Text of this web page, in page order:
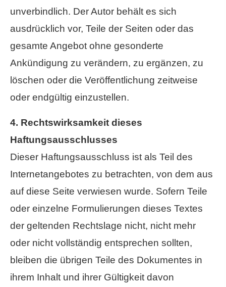
unverbindlich. Der Autor behält es sich
ausdrücklich vor, Teile der Seiten oder das
gesamte Angebot ohne gesonderte
Ankündigung zu verändern, zu ergänzen, zu
löschen oder die Veröffentlichung zeitweise
oder endgültig einzustellen.
4. Rechtswirksamkeit dieses
Haftungsausschlusses
Dieser Haftungsausschluss ist als Teil des
Internetangebotes zu betrachten, von dem aus
auf diese Seite verwiesen wurde. Sofern Teile
oder einzelne Formulierungen dieses Textes
der geltenden Rechtslage nicht, nicht mehr
oder nicht vollständig entsprechen sollten,
bleiben die übrigen Teile des Dokumentes in
ihrem Inhalt und ihrer Gültigkeit davon